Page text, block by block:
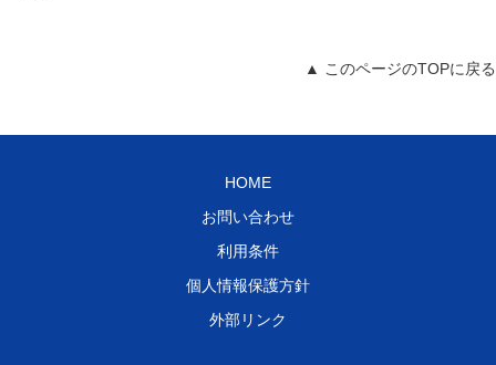
▲ このページのTOPに戻る
HOME
お問い合わせ
利用条件
個人情報保護方針
外部リンク